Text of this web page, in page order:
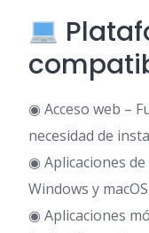
◉ Acceso web –
necesidad de
◉ Aplicaciones
Windows y
◉ Aplicaciones